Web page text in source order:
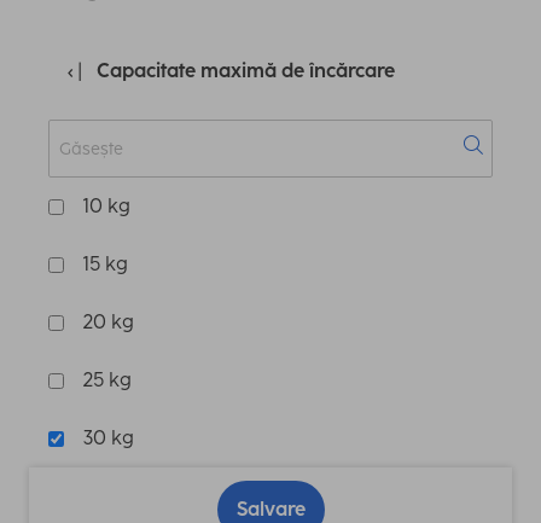
Capacitate maximă de încărcare
10 kg
15 kg
20 kg
25 kg
30 kg
Salvare